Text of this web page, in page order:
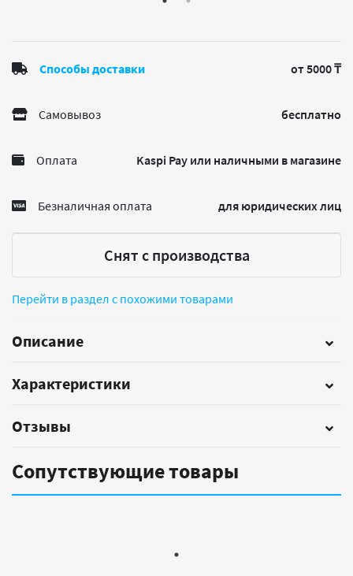
Способы доставки от 5000 ₸
Самовывоз бесплатно
Оплата Kaspi Pay или наличными в магазине
Безналичная оплата для юридических лиц
Снят с производства
Перейти в раздел с похожими товарами
Описание
Характеристики
Отзывы
Сопутствующие товары